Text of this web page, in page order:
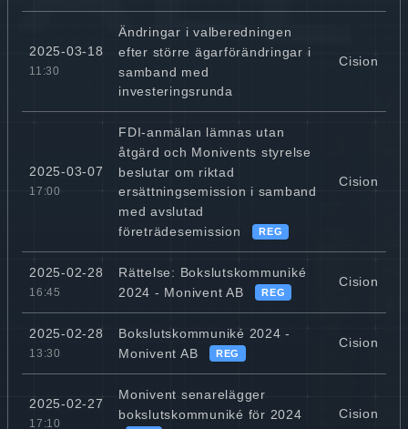
2025-03-18
11:30
Ändringar i valberedningen
efter större ägarförändringar i
samband med
investeringsrunda
Cision
2025-03-07
17:00
FDI-anmälan lämnas utan
åtgärd och Monivents styrelse
beslutar om riktad
ersättningsemission i samband
med avslutad
företrädesemission
REG
Cision
2025-02-28
16:45
Rättelse: Bokslutskommuniké
2024 - Monivent AB
REG
Cision
2025-02-28
13:30
Bokslutskommuniké 2024 -
Monivent AB
REG
Cision
2025-02-27
17:10
Monivent senarelägger
bokslutskommuniké för 2024
Cision